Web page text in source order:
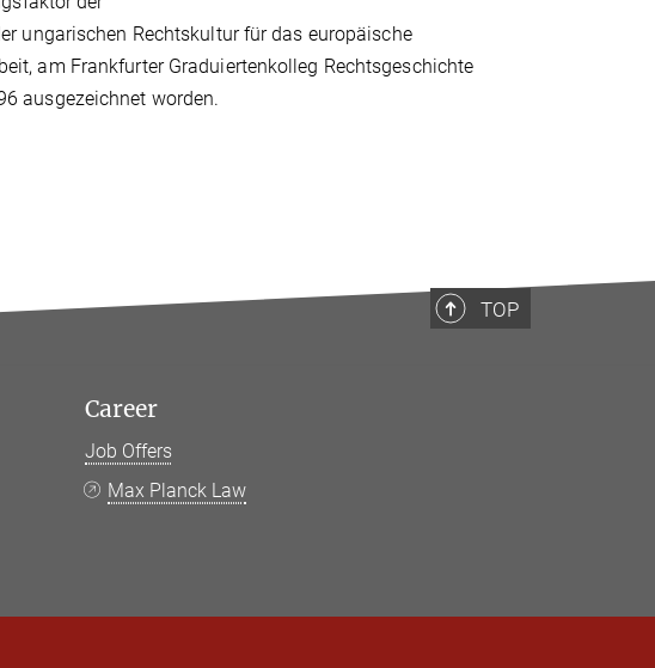
ungarischen Rechtskultur für das europäische
am Frankfurter Graduiertenkolleg Rechtsgeschichte
ausgezeichnet worden.
TOP
Career
Job Offers
Max Planck Law